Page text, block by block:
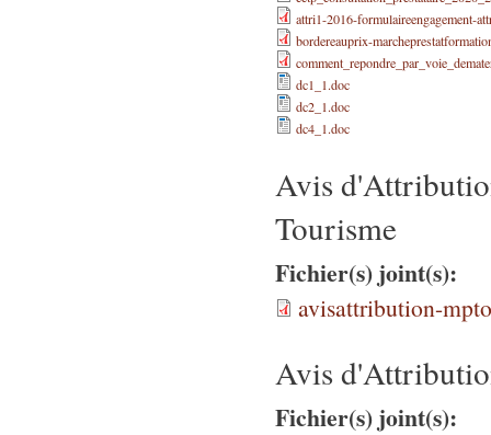
attri1-2016-formulaireengagement-
bordereauprix-
dc1_1.doc
dc2_1.doc
dc4_1.doc
Avis
Tourisme
Fichier(s) joint(s):
avisattribution-
Avis
Fichier(s) joint(s):